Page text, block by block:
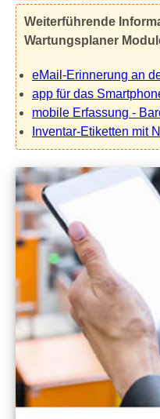
Weiterführende
Wartungsplaner
eMail-Erinnerung an
app für das
mobile Erfassung -
Inventar-Etiketten mit